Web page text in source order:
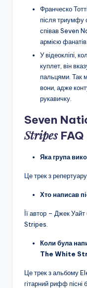
Франческо
після триумфу
співав Seven
армією фанатів.
У відеокліпі,
куплет, він
пальцями. Так
вони, адже
рукавичку.
Seven
Stripes FAQ
Яка група
Це трек з
Хто написав
Її автор – Джек
Stripes.
Коли була
The White
Це трек з альбому
гітарний рифф пісні